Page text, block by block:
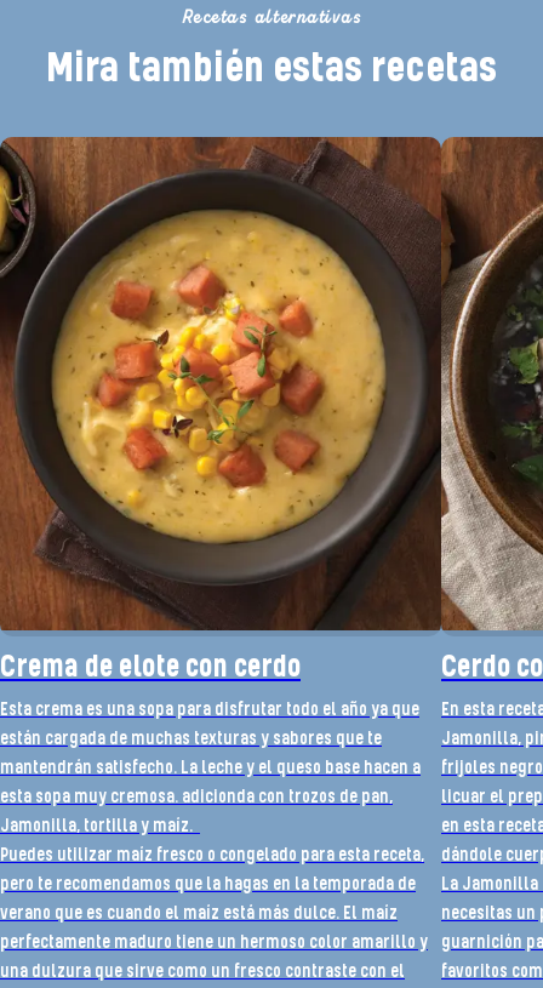
Recetas alternativas
Mira también estas recetas
Crema de elote con cerdo
Esta crema es una sopa para disfrutar todo el año ya que
están cargada de muchas texturas y sabores que te
mantendrán satisfecho. La leche y el queso base hacen a
esta sopa muy cremosa. adicionda con trozos de pan,
Jamonilla, tortilla y maíz.
Puedes utilizar maíz fresco o congelado para esta receta,
pero te recomendamos que la hagas en la temporada de
verano que es cuando el maíz está más dulce. El maíz
perfectamente maduro tiene un hermoso color amarillo y
una dulzura que sirve como un fresco contraste con el
Cerdo
En esta
Jamonilla,
frijoles
licuar el
en esta
dándole
La
necesitas un
guarnición
favoritos